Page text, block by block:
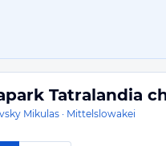
Tatralandia
Mikulas · Mittelslowakei